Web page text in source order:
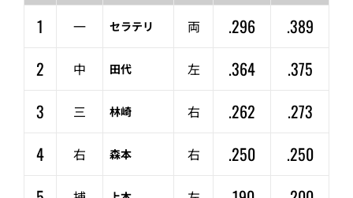
1 一 セラテリ 両 .296
.389
2
中 田代 左 .364
.375
3
三 林崎 右 .262
.273
4
右 森本 右 .250
.250